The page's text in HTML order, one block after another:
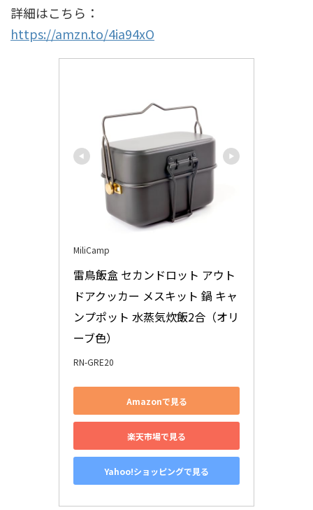
詳細はこちら：
https://amzn.to/4ia94xO
MiliCamp
雷鳥飯盒 セカンドロット アウト
ドアクッカー メスキット 鍋 キャ
ンプポット 水蒸気炊飯2合（オリ
ーブ色）
RN-GRE20
Amazonで見る
楽天市場で見る
Yahoo!ショッピングで見る